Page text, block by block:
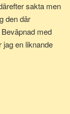
sakta men
den där
med
jag en liknande
skicka ett
eller om du